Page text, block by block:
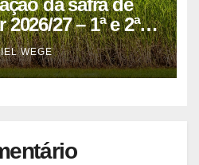
da safra de
27 – 1ª e 2ª
WEGE